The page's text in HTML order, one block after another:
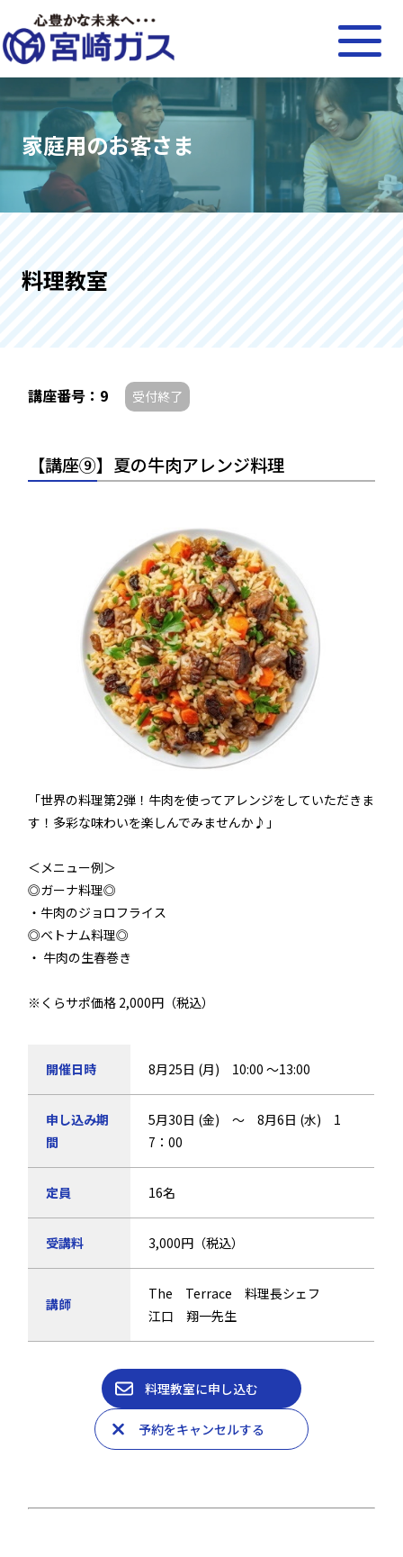
家庭用のお客さま
料理教室
講座番号：9 受付終了
【講座⑨】夏の牛肉アレンジ料理
「世界の料理第2弾！牛肉を使ってアレンジをしていただきま
す！多彩な味わいを楽しんでみませんか♪」
＜メニュー例＞
◎ガーナ料理◎
・牛肉のジョロフライス
◎ベトナム料理◎
・ 牛肉の生春巻き
※くらサポ価格 2,000円（税込）
開催日時 8月25日 (月) 10:00 ～13:00
申し込み期
間
5月30日 (金) ～ 8月6日 (水) 1
7：00
定員 16名
受講料 3,000円（税込）
講師
The Terrace 料理長シェフ
江口 翔一先生
料理教室に申し込む
予約をキャンセルする